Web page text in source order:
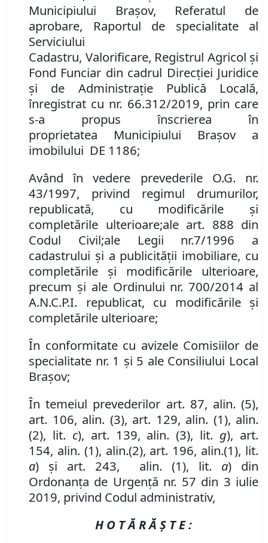
Municipiului Brașov, Referatul de
aprobare, Raportul de specialitate al
Serviciului
Cadastru, Valorificare, Registrul Agricol și
Fond Funciar din cadrul Direcţiei Juridice
şi de Administraţie Publică Locală,
înregistrat cu nr. 66.312/2019, prin care
s-a propusînscriereaîn
proprietatea Municipiului Brașov a
imobilului DE 1186;
Având în vedere prevederile O.G. nr.
43/1997, privind regimul drumurilor,
republicată, cu modificările şi
completările ulterioare;ale art. 888 din
Codul Civil;ale Legii nr.7/1996 a
cadastrului și a publicității imobiliare, cu
completările și modificările ulterioare,
precum și ale Ordinului nr. 700/2014 al
A.N.C.P.I. republicat, cu modificările și
completările ulterioare;
În conformitate cu avizele Comisiilor de
specialitate nr. 1 și 5 ale Consiliului Local
Brașov;
În temeiul prevederilor art. 87, alin. (5),
art. 106, alin. (3), art. 129, alin. (1), alin.
(2), lit. c), art. 139, alin.(3), lit. g), art.
154, alin. (1), alin.(2), art. 196, alin.(1), lit.
a) și art. 243, alin. (1), lit. a) din
Ordonanța de Urgență nr. 57 din 3 iulie
2019, privind Codul administrativ,
H O T Ă R Ă Ş T E :